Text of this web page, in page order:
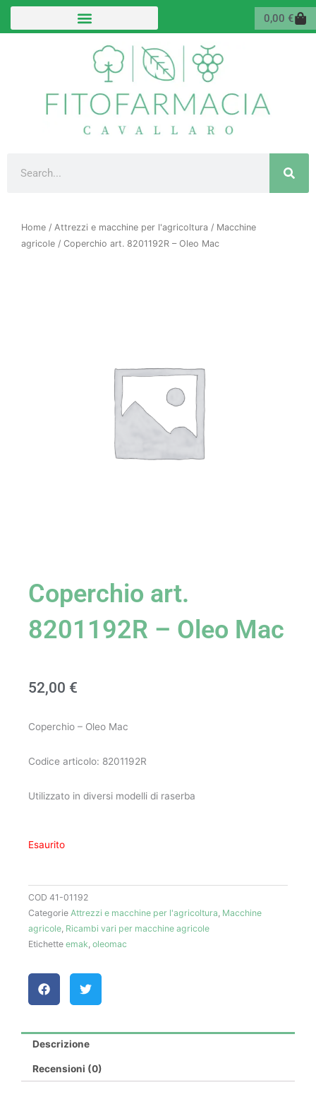
Vai
0,00 €
Home / Attrezzi e macchine per l'agricoltura / Macchine
agricole / Coperchio art. 8201192R – Oleo Mac
Coperchio art.
8201192R – Oleo Mac
52,00 €
Coperchio – Oleo Mac
Codice articolo: 8201192R
Utilizzato in diversi modelli di raserba
Esaurito
COD 41-01192
Categorie Attrezzi e macchine per l'agricoltura Macchine
agricole Ricambi vari per macchine agricole
Etichette emak oleomac
Descrizione
Recensioni (0)